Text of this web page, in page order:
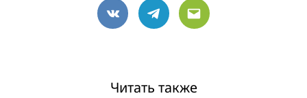
VK Telegram
Email
Читать также